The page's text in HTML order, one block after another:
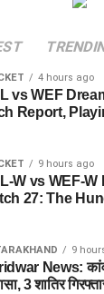
4 hours ago
vs WEF
Report,
9 hours ago
W vs WEF-
27: The
9
News:
3 शातिर